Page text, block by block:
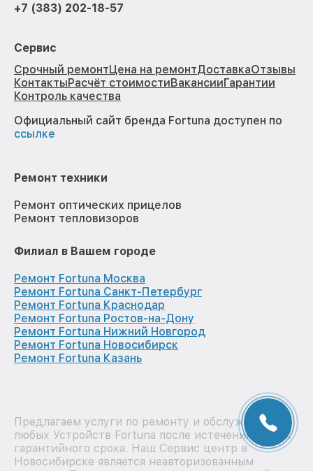
+7 (383) 202-18-57
Сервис
Срочный ремонтЦена на ремонтДоставкаОтзывы
КонтактыРасчёт стоимостиВакансииГарантии
Контроль качества
Официальный сайт бренда Fortuna доступен по
ссылке
Ремонт техники
Ремонт оптических прицелов
Ремонт тепловизоров
Филиал в Вашем городе
Ремонт Fortuna Москва
Ремонт Fortuna Санкт-Петербург
Ремонт Fortuna Краснодар
Ремонт Fortuna Ростов-на-Дону
Ремонт Fortuna Нижний Новгород
Ремонт Fortuna Новосибирск
Ремонт Fortuna Казань
Предлагаем услуги по ремонту и обслуживанию
любых Устройств Fortuna после истечения на них
гарантийного срока. Наш Сервис центр в
Новосибирске является неавторизованным